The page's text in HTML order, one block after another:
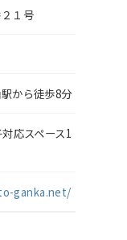
１号
から徒歩8分
応スペース1
ganka.net/